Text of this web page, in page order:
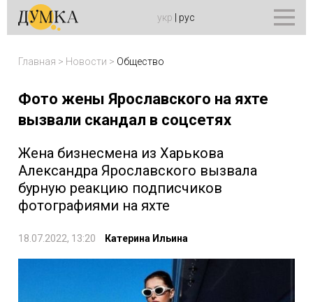
укр рус
Главная > Новости > Общество
Фото жены Ярославского на яхте
вызвали скандал в соцсетях
Жена бизнесмена из Харькова
Александра Ярославского вызвала
бурную реакцию подписчиков
фотографиями на яхте
18.07.2022, 13:20 Катерина Ильина